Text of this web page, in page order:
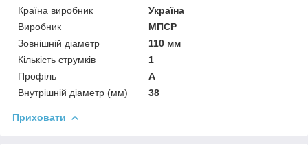
Країна виробник
Україна
Виробник
МПСР
Зовнішній діаметр
110 мм
Кількість струмків
1
Профіль
А
Внутрішній діаметр (мм)
38
Приховати